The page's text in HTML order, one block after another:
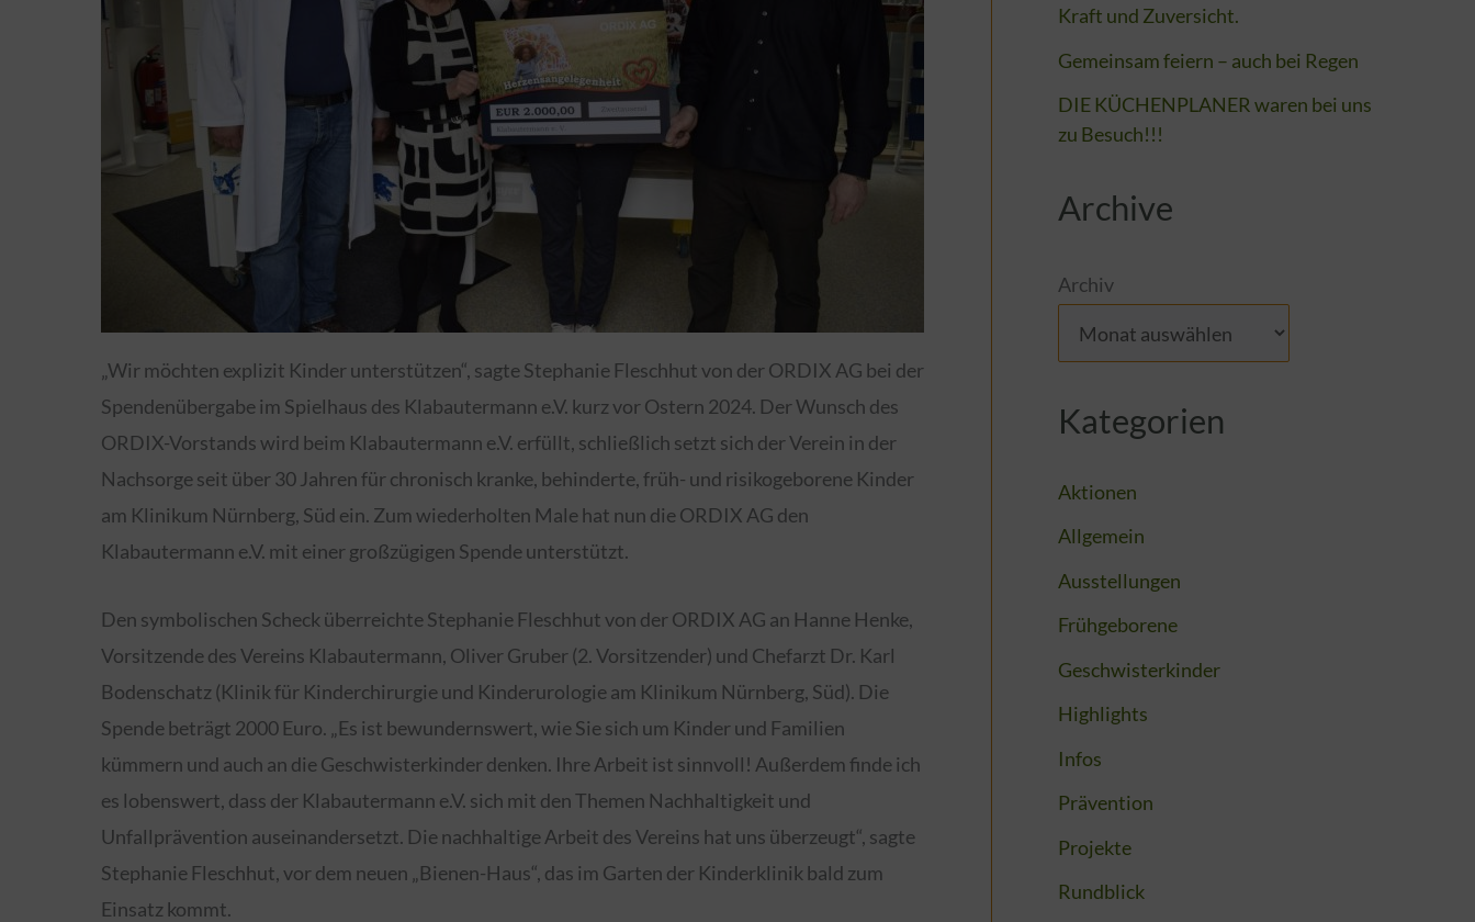
„Wir möchten explizit Kinder unterstützen“, sagte Stephanie Fleschhut von der ORDIX AG bei der
Spendenübergabe im Spielhaus des Klabautermann e.V. kurz vor Ostern 2024. Der Wunsch des
ORDIX-Vorstands wird beim Klabautermann e.V. erfüllt, schließlich setzt sich der Verein in der
Nachsorge seit über 30 Jahren für chronisch kranke, behinderte, früh- und risikogeborene Kinder
am Klinikum Nürnberg, Süd ein. Zum wiederholten Male hat nun die ORDIX AG den
Klabautermann e.V. mit einer großzügigen Spende unterstützt.
Den symbolischen Scheck überreichte Stephanie Fleschhut von der ORDIX AG an Hanne Henke,
Vorsitzende des Vereins Klabautermann, Oliver Gruber (2. Vorsitzender) und Chefarzt Dr. Karl
Bodenschatz (Klinik für Kinderchirurgie und Kinderurologie am Klinikum Nürnberg, Süd). Die
Spende beträgt 2000 Euro. „Es ist bewundernswert, wie Sie sich um Kinder und Familien
kümmern und auch an die Geschwisterkinder denken. Ihre Arbeit ist sinnvoll! Außerdem finde ich
es lobenswert, dass der Klabautermann e.V. sich mit den Themen Nachhaltigkeit und
Unfallprävention auseinandersetzt. Die nachhaltige Arbeit des Vereins hat uns überzeugt“, sagte
Stephanie Fleschhut, vor dem neuen „Bienen-Haus“, das im Garten der Kinderklinik bald zum
Einsatz kommt.
Kraft und Zuversicht.
Gemeinsam feiern – auch bei Regen
DIE KÜCHENPLANER waren bei uns
zu Besuch!!!
Archive
Archiv
Kategorien
Aktionen
Allgemein
Ausstellungen
Frühgeborene
Geschwisterkinder
Highlights
Infos
Prävention
Projekte
Rundblick